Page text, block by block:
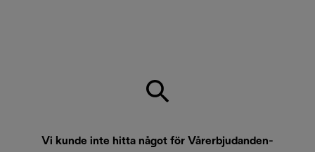
Vi kunde inte hitta något för Vårerbjudanden-